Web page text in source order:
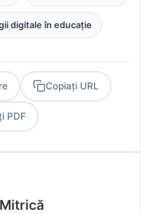
digitale în educație
Copiați URL
PDF